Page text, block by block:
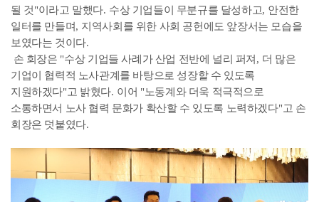
될 것"이라고 말했다. 수상 기업들이 무분규를 달성하고, 안전한
일터를 만들며, 지역사회를 위한 사회 공헌에도 앞장서는 모습을
보였다는 것이다.
손 회장은 "수상 기업들 사례가 산업 전반에 널리 퍼져 , 더 많은
기업이 협력적 노사관계를 바탕으로 성장할 수 있도록
지원하겠다"고 밝혔다. 이어 "노동계와 더욱 적극적으로
소통하면서 노사 협력 문화가 확산할 수 있도록 노력하겠다"고 손
회장은 덧붙였다.